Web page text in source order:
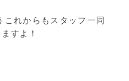
れからもスタッフ一同
すよ！